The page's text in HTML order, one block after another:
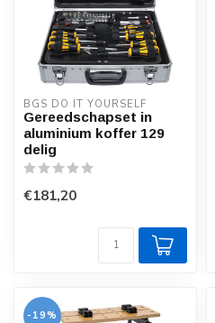
BGS DO IT YOURSELF
Gereedschapset in
aluminium koffer 129
delig
€181,20
-19%